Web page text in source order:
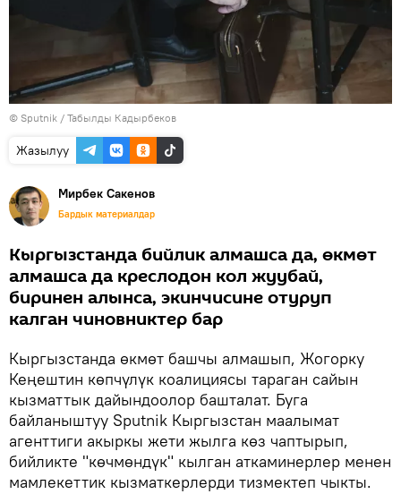
© Sputnik / Табылды Кадырбеков
Жазылуу
Мирбек Сакенов
Бардык материалдар
Кыргызстанда бийлик алмашса да, өкмөт
алмашса да креслодон кол жуубай,
биринен алынса, экинчисине отуруп
калган чиновниктер бар
Кыргызстанда өкмөт башчы алмашып, Жогорку
Кеңештин көпчүлүк коалициясы тараган сайын
кызматтык дайындоолор башталат. Буга
байланыштуу Sputnik Кыргызстан маалымат
агенттиги акыркы жети жылга көз чаптырып,
бийликте "көчмөндүк" кылган аткаминерлер менен
мамлекеттик кызматкерлерди тизмектеп чыкты.